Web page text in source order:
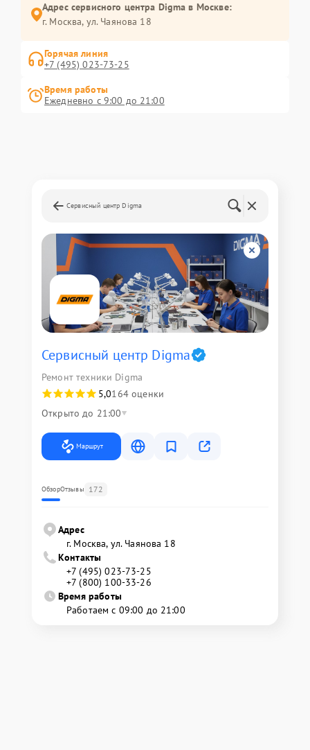
Адрес сервисного центра Digma в Москве:
г. Москва, ул. Чаянова 18
Горячая линия
+7 (495) 023-73-25
Время работы
Ежедневно с 9:00 до 21:00
Сервисный центр Digma
Сервисный центр Digma
Ремонт техники Digma
5,0164 оценки
Открыто до 21:00
Маршрут
ОбзорОтзывы 172
Адрес
г. Москва, ул. Чаянова 18
Контакты
+7 (495) 023-73-25
+7 (800) 100-33-26
Время работы
Работаем с 09:00 до 21:00